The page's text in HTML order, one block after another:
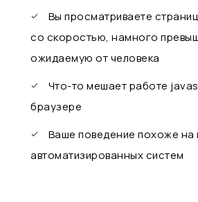
Вы просматриваете
со скоростью, намного
ожидаемую от человека
Что-то мешает работе
браузере
Ваше поведение похоже на
автоматизированных систем